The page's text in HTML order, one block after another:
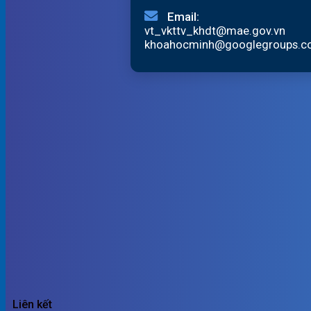
Email:
vt_vkttv_khdt@mae.gov.vn
Liên kết